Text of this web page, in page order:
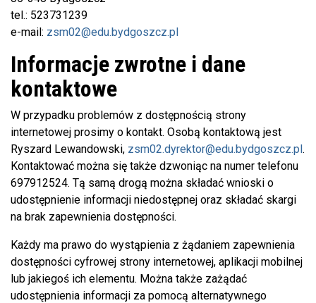
tel.: 523731239
e-mail: zsm02@edu.bydgoszcz.pl
Informacje zwrotne i dane
kontaktowe
W przypadku problemów z dostępnością strony
internetowej prosimy o kontakt. Osobą kontaktową jest
Ryszard Lewandowski, zsm02.dyrektor@edu.bydgoszcz.pl.
Kontaktować można się także dzwoniąc na numer telefonu
697912524. Tą samą drogą można składać wnioski o
udostępnienie informacji niedostępnej oraz składać skargi
na brak zapewnienia dostępności.
Każdy ma prawo do wystąpienia z żądaniem zapewnienia
dostępności cyfrowej strony internetowej, aplikacji mobilnej
lub jakiegoś ich elementu. Można także zażądać
udostępnienia informacji za pomocą alternatywnego